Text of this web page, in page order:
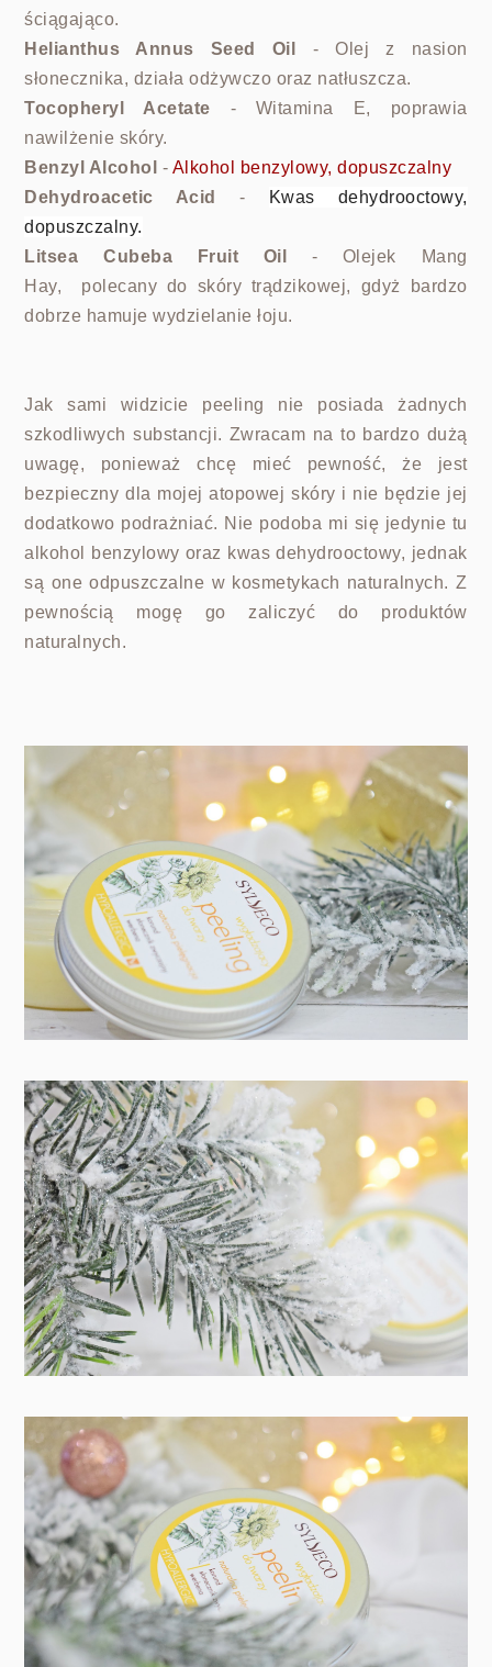
ściągająco.
Helianthus Annus Seed Oil - Olej z nasion
słonecznika, działa odżywczo oraz natłuszcza.
Tocopheryl Acetate - Witamina E, poprawia
nawilżenie skóry.
Benzyl Alcohol
- Alkohol benzylowy, dopuszczalny
Dehydroacetic Acid
-
Kwas dehydrooctowy,
dopuszczalny.
Litsea Cubeba Fruit Oil
- Olejek Mang
Hay,
polecany do skóry trądzikowej, gdyż bardzo
dobrze hamuje wydzielanie łoju.
Jak sami widzicie peeling nie posiada żadnych
szkodliwych substancji. Zwracam na to bardzo dużą
uwagę, ponieważ chcę mieć pewność, że jest
bezpieczny dla mojej atopowej skóry i nie będzie jej
dodatkowo podrażniać. Nie podoba mi się jedynie tu
alkohol benzylowy oraz kwas dehydrooctowy, jednak
są one odpuszczalne w kosmetykach naturalnych. Z
pewnością mogę go zaliczyć do produktów
naturalnych.